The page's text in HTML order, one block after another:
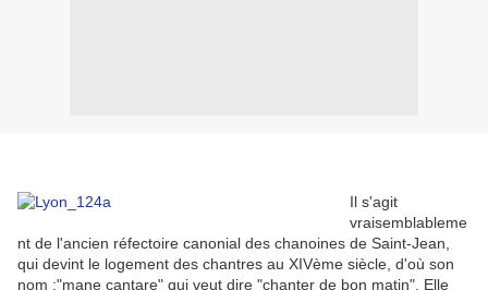
Il s'agit
vraisemblableme
nt de l'ancien réfectoire canonial des chanoines de Saint-Jean,
qui devint le logement des chantres au XIVème siècle, d'où son
nom :"mane cantare" qui veut dire "chanter de bon matin". Elle